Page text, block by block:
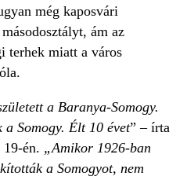
még kaposvári
ám az
terhek miatt a város
a Baranya-Somogy.
Somogy. Élt 10 évet” – írta
én. „Amikor 1926-ban
a Somogyot, nem